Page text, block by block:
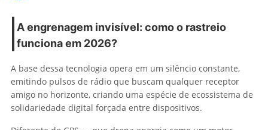
A engrenagem invisível: como o rastreio
funciona em 2026?
A base dessa tecnologia opera em um silêncio constante,
emitindo pulsos de rádio que buscam qualquer receptor
amigo no horizonte, criando uma espécie de ecossistema de
solidariedade digital forçada entre dispositivos.